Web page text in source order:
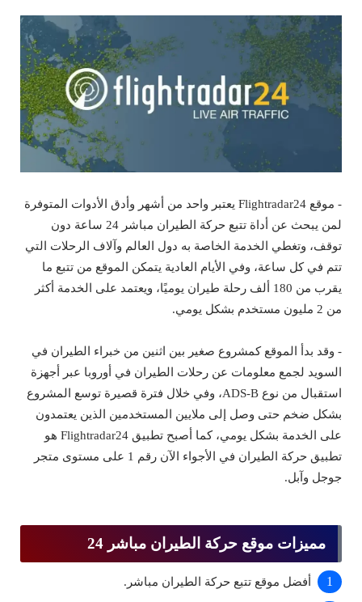
- موقع Flightradar24 يعتبر واحد من أشهر وأدق الأدوات المتوفرة
لمن يبحث عن أداة تتبع حركة الطيران مباشر 24 ساعة دون
توقف، وتغطي الخدمة الخاصة به دول العالم وآلاف الرحلات التي
تتم في كل ساعة، وفي الأيام العادية يتمكن الموقع من تتبع ما
يقرب من 180 ألف رحلة طيران يوميًا، ويعتمد على الخدمة أكثر
من 2 مليون مستخدم بشكل يومي.
- وقد بدأ الموقع كمشروع صغير بين اثنين من خبراء الطيران في
السويد لجمع معلومات عن رحلات الطيران في أوروبا عبر أجهزة
استقبال من نوع ADS-B، وفي خلال فترة قصيرة توسع المشروع
بشكل ضخم حتى وصل إلى ملايين المستخدمين الذين يعتمدون
على الخدمة بشكل يومي، كما أصبح تطبيق Flightradar24 هو
تطبيق حركة الطيران في الأجواء الآن رقم 1 على مستوى متجر
جوجل وآبل.
مميزات موقع حركة الطيران مباشر 24
أفضل موقع تتبع حركة الطيران مباشر.